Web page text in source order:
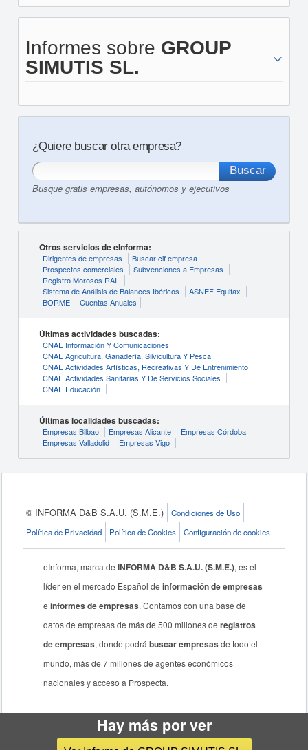
Informes sobre GROUP
SIMUTIS SL.
¿Quiere buscar otra empresa?
Busque gratis empresas, autónomos y ejecutivos
Otros servicios de eInforma:
Dirigentes de empresas
Buscar cif empresa
Prospectos comerciales
Subvenciones a Empresas
Registro Morosos RAI
Sistema de Análisis de Balances Ibéricos
ASNEF Equifax
BORME
Cuentas Anuales
Últimas actividades buscadas:
CNAE Información Y Comunicaciones
CNAE Agricultura, Ganadería, Silvicultura Y Pesca
CNAE Actividades Artísticas, Recreativas Y De Entrenimiento
CNAE Actividades Sanitarias Y De Servicios Sociales
CNAE Educación
Últimas localidades buscadas:
Empresas Bilbao Empresas Alicante
Empresas Córdoba
Empresas Valladolid
Empresas Vigo
© INFORMA D&B S.A.U. (S.M.E.)
Condiciones de Uso
Política de Privacidad
Política de Cookies Configuración de cookies
eInforma, marca deINFORMA D&B S.A.U. (S.M.E.), es el
líder en el mercado Español deinformación de empresas
einformes de empresas. Contamos con una base de
datos de empresas de más de 500 millones deregistros
de empresas, donde podrábuscar empresas de todo el
mundo, más de 7 millones de agentes económicos
nacionales y acceso a Prospecta.
Hay más por ver